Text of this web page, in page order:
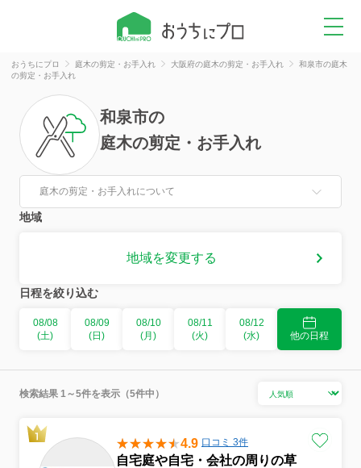
おうちにプロ 庭木の剪定・お手入れ 大阪府の庭木の剪定・お手入れ
和泉市の庭木
の剪定・お手入れ
和泉市の
庭木の剪定・お手入れ
庭木の剪定・お手入れについて
地域
地域を変更する
日程を絞り込む
08/08
(土)
08/09
(日)
08/10
(月)
08/11
(火)
08/12
(水)
他の日程
検索結果 1～5件を表示（5件中）
4.9 口コミ 3件
自宅庭や自宅・会社の周りの草